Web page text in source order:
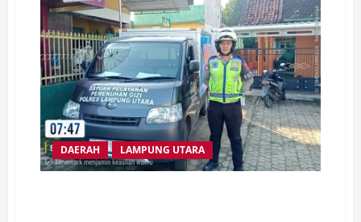
Umur,
WS
Tak
Berkutik
Saat
Diamankan
PPA
Polres
Way
Kanan
DAERAH LAMPUNG UTARA